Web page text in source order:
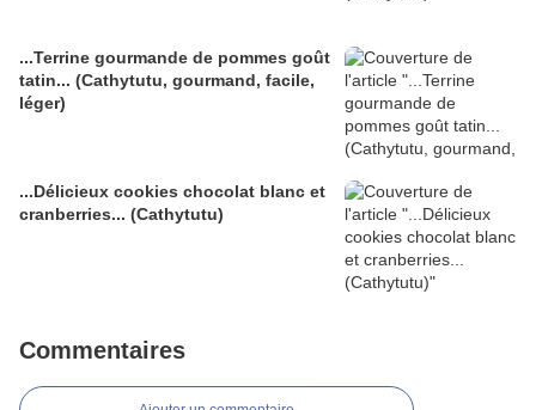
...Terrine gourmande de pommes goût
tatin... (Cathytutu, gourmand, facile,
léger)
...Délicieux cookies chocolat blanc et
cranberries... (Cathytutu)
Commentaires